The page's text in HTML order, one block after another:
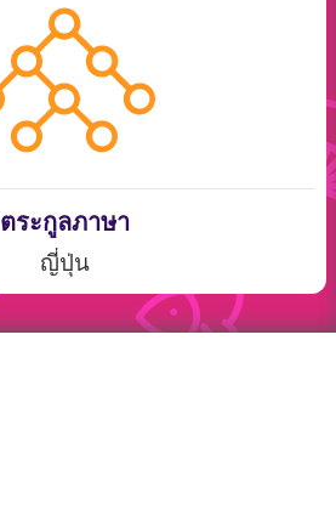
ตระกูลภาษา
ญี่ปุ่น